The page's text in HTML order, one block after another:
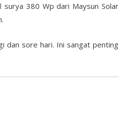
surya 380 Wp dari Maysun Solar
dan sore hari. Ini sangat penting